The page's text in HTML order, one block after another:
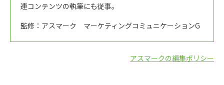
連コンテンツの執筆にも従事。
監修：アスマーク マーケティングコミュニケーションG
アスマークの編集ポリシー